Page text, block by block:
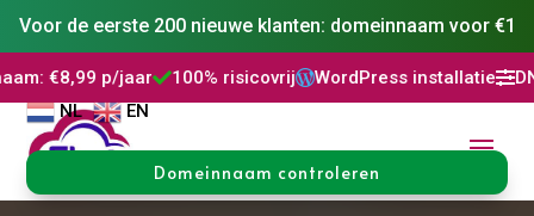
Voor de eerste 200 nieuwe klanten: domeinnaam voor €1
jaar100% risicovrij WordPress installatieDNS Beheer
NL
EN
Domeinnaam controleren